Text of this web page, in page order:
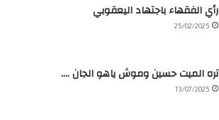
رأي الفقهاء باجتهاد اليعقوبي
25/02/2025
تره الميت حسين وموش ياهو الجان ….
13/07/2025